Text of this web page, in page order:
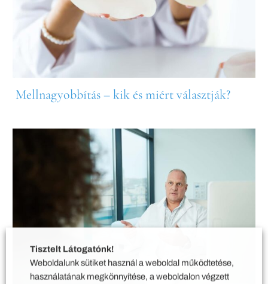
Mellnagyobbítás – kik és miért választják?
Tisztelt Látogatónk!
Weboldalunk sütiket használ a weboldal működtetése,
használatának megkönnyítése, a weboldalon végzett